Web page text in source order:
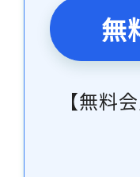
無
【無料